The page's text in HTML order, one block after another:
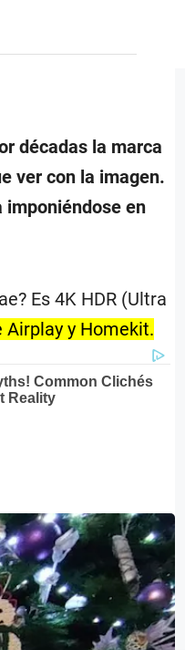
décadas la marca
ver con la imagen.
imponiéndose en
Es 4K HDR (Ultra
Airplay y Homekit.